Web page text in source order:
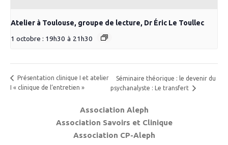
Atelier à Toulouse, groupe de lecture, Dr Éric Le Toullec
1 octobre : 19h30 à 21h30
Présentation clinique I et atelier
I « clinique de l’entretien »
Séminaire théorique : le devenir du
psychanalyste : Le transfert
Association Aleph
Association Savoirs et Clinique
Association CP-Aleph